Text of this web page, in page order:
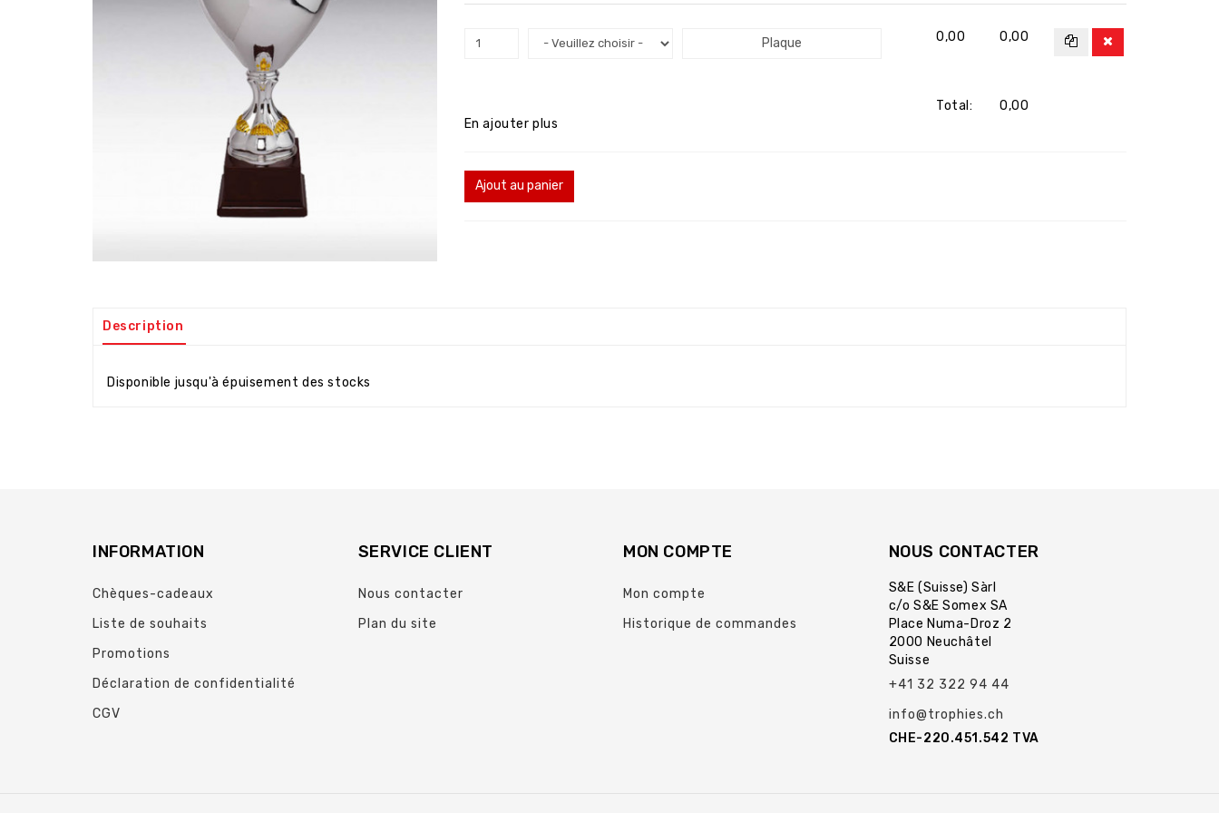
Plaque 0,00 0,00
Total:
0,00
En ajouter plus
Ajout au panier
Description
Disponible jusqu'à épuisement des stocks
INFORMATION
Chèques-cadeaux
Liste de souhaits
Promotions
Déclaration de confidentialité
CGV
SERVICE CLIENT
Nous contacter
Plan du site
MON COMPTE
Mon compte
Historique de commandes
NOUS CONTACTER
S&E (Suisse) Sàrl
c/o S&E Somex SA
Place Numa-Droz 2
2000 Neuchâtel
Suisse
+41 32 322 94 44
info@trophies.ch
CHE-220.451.542 TVA